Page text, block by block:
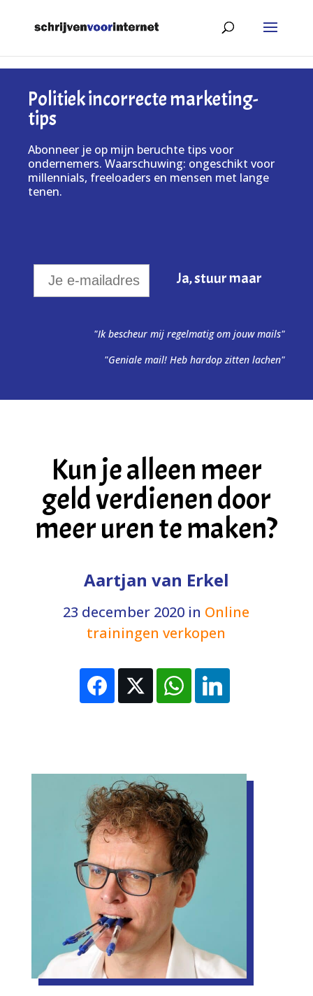
Politiek incorrecte marketing-
tips
Abonneer je op mijn beruchte tips voor
ondernemers. Waarschuwing: ongeschikt voor
millennials, freeloaders en mensen met lange
tenen.
"Ik bescheur mij regelmatig om jouw mails"
"Geniale mail! Heb hardop zitten lachen"
Kun je alleen meer
geld verdienen door
meer uren te maken?
Aartjan van Erkel
23 december 2020 in Online
trainingen verkopen